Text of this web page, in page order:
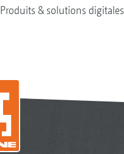
Produits & solutions digitales